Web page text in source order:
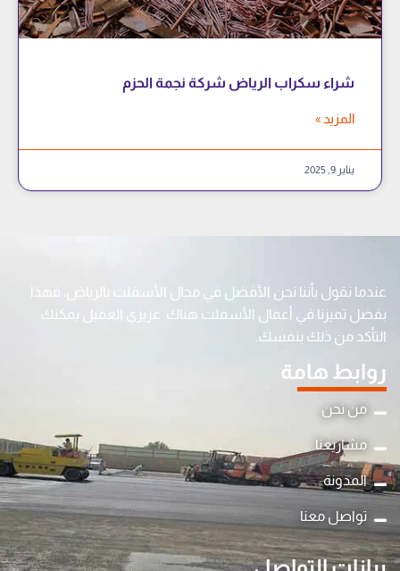
شراء سكراب الرياض شركة نجمة الحزم
المزيد »
يناير 9, 2025
عندما نقول بأننا نحن الأفضل في مجال الأسفلت بالرياض، فهذا
بفضل تميزنا في أعمال الأسفلت هناك. عزيزي العميل يمكنك
التأكد من ذلك بنفسك.
روابط هامة
من نحن
مشاريعنا
المدونة
تواصل معنا
a
t